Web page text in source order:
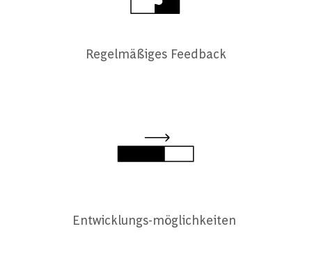
Regelmäßiges Feedback
Entwicklungs-möglichkeiten